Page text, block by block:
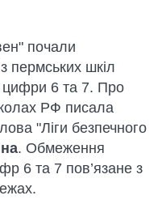
почали
пермських шкіл
цифри 6 та 7. Про
РФ писала
"Ліги безпечного
. Обмеження
6 та 7 пов’язане з